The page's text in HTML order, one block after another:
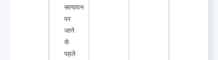
सत्यापन
पर
जाने
से
पहले